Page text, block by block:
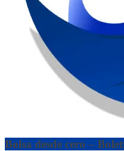
Bolsa desde cero –